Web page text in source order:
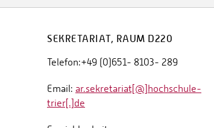
SEKRETARIAT, RAUM D220
Telefon:+49 (0)651- 8103- 289
Email: ar.sekretariat[@]hochschule-
trier[.]de